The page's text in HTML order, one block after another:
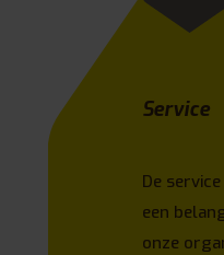
Service
De
een
onze